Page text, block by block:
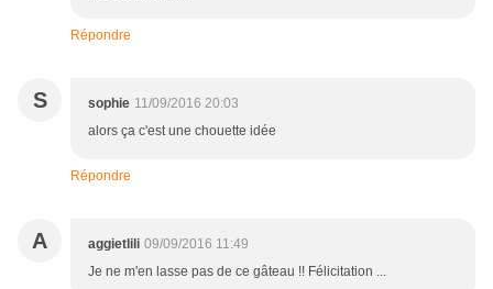
Répondre
S sophie 11/09/2016 20:03
alors ça c'est une chouette idée
Répondre
A aggietlili 09/09/2016 11:49
Je ne m'en lasse pas de ce gâteau !! Félicitation ...